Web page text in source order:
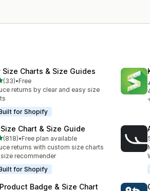
Size Charts & Size Guides
星中
(33)
ビュー数：33件
•Free
returns by clear and easy size
for Shopify
Chart & Size Guide
星中
(818)
ビュー数：818件
•Free plan available
returns with custom size charts
size recommender
for Shopify
Badge & Size Chart